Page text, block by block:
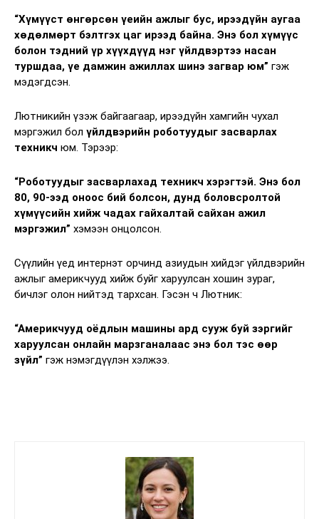
“Хүмүүст өнгөрсөн үеийн ажлыг бус, ирээдүйн аугаа
хөдөлмөрт бэлтгэх цаг ирээд байна. Энэ бол хүмүүс
болон тэдний үр хүүхдүүд нэг үйлдвэртээ насан
туршдаа, үе дамжин ажиллах шинэ загвар юм” гэж
мэдэгдсэн.
Лютникийн үзэж байгаагаар, ирээдүйн хамгийн чухал
мэргэжил бол үйлдвэрийн роботуудыг засварлах
техникч юм. Тэрээр:
“Роботуудыг засварлахад техникч хэрэгтэй. Энэ бол
80, 90-ээд оноос бий болсон, дунд боловсролтой
хүмүүсийн хийж чадах гайхалтай сайхан ажил
мэргэжил” хэмээн онцолсон.
Сүүлийн үед интернэт орчинд азиудын хийдэг үйлдвэрийн
ажлыг америкчууд хийж буйг харуулсан хошин зураг,
бичлэг олон нийтэд тархсан. Гэсэн ч Лютник:
“Америкчууд оёдлын машины ард сууж буй зэргийг
харуулсан онлайн марзганалаас энэ бол тэс өөр
зүйл” гэж нэмэгдүүлэн хэлжээ.